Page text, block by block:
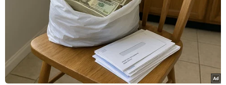
#Xâm hại tình dục trẻ em
#Tội phạm tình dục
#Tội phạm ấu dâm
#Trẻ vị thành niên
Tây Ban Nha